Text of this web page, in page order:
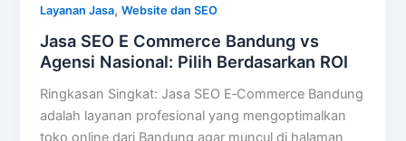
Layanan Jasa,Website dan SEO
Jasa SEO E Commerce Bandung vs
Agensi Nasional: Pilih Berdasarkan ROI
Ringkasan Singkat: Jasa SEO E‑Commerce Bandung
adalah layanan profesional yang mengoptimalkan
toko online dari Bandung agar muncul di halaman